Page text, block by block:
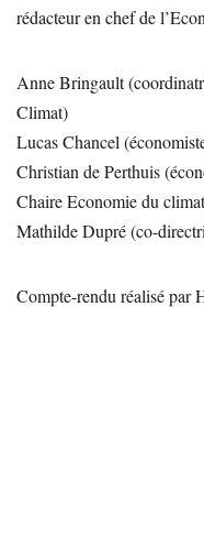
rédacteur en chef de
Anne Bringault
Climat)
Lucas Chancel
Christian de Perthuis
Chaire Economie du
Mathilde Dupré (co-
Compte-rendu réalisé par